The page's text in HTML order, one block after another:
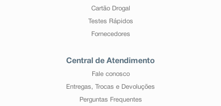
Cartão Drogal
Testes Rápidos
Fornecedores
Central de Atendimento
Fale conosco
Entregas, Trocas e Devoluções
Perguntas Frequentes